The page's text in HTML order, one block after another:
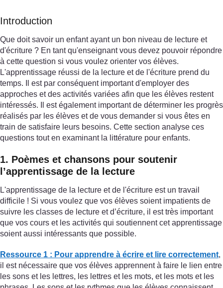
Introduction
Que doit savoir un enfant ayant un bon niveau de lecture et
d'écriture ? En tant qu'enseignant vous devez pouvoir répondre
à cette question si vous voulez orienter vos élèves.
L'apprentissage réussi de la lecture et de l'écriture prend du
temps. Il est par conséquent important d'employer des
approches et des activités variées afin que les élèves restent
intéressés. Il est également important de déterminer les progrès
réalisés par les élèves et de vous demander si vous êtes en
train de satisfaire leurs besoins. Cette section analyse ces
questions tout en examinant la littérature pour enfants.
1. Poèmes et chansons pour soutenir
l’apprentissage de la lecture
L'apprentissage de la lecture et de l'écriture est un travail
difficile ! Si vous voulez que vos élèves soient impatients de
suivre les classes de lecture et d’écriture, il est très important
que vos cours et les activités qui soutiennent cet apprentissage
soient aussi intéressants que possible.
Ressource 1 : Pour apprendre à écrire et lire correctement,
il est nécessaire que vos élèves apprennent à faire le lien entre
les sons et les lettres, les lettres et les mots, et les mots et les